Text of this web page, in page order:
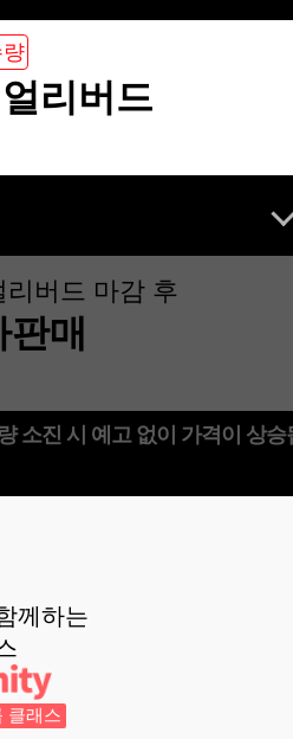
리버드
리버드 마감 후
매
소진 시 예고 없이 가격이 상승
께하는
클래스